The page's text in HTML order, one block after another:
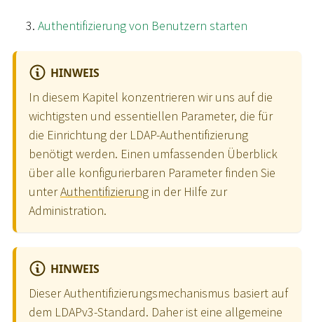
Authentifizierung von Benutzern starten
HINWEIS
In diesem Kapitel konzentrieren wir uns auf die
wichtigsten und essentiellen Parameter, die für
die Einrichtung der LDAP-Authentifizierung
benötigt werden. Einen umfassenden Überblick
über alle konfigurierbaren Parameter finden Sie
unterAuthentifizierung in der Hilfe zur
Administration.
HINWEIS
Dieser Authentifizierungsmechanismus basiert auf
dem LDAPv3-Standard. Daher ist eine allgemeine